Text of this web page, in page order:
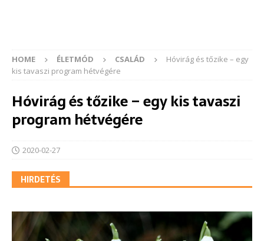
HOME ÉLETMÓD CSALÁD
Hóvirág és tőzike – egy
kis tavaszi program hétvégére
Hóvirág és tőzike – egy kis tavaszi
program hétvégére
2020-02-27
HIRDETÉS